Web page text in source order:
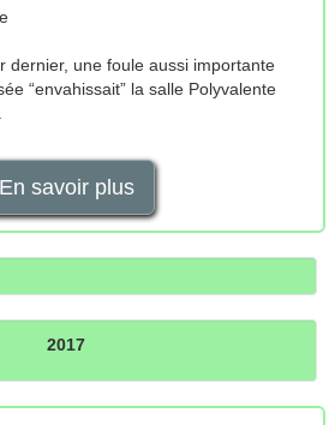
dernier, une foule aussi importante
“envahissait” la salle Polyvalente
En savoir plus
2017